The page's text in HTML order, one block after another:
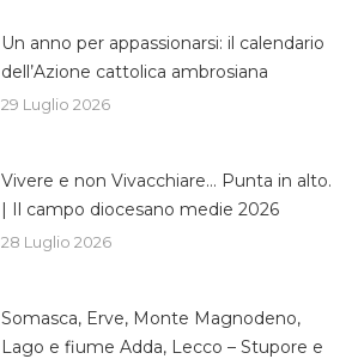
Un anno per appassionarsi: il calendario
dell’Azione cattolica ambrosiana
29 Luglio 2026
Vivere e non Vivacchiare… Punta in alto.
| Il campo diocesano medie 2026
28 Luglio 2026
Somasca, Erve, Monte Magnodeno,
Lago e fiume Adda, Lecco – Stupore e